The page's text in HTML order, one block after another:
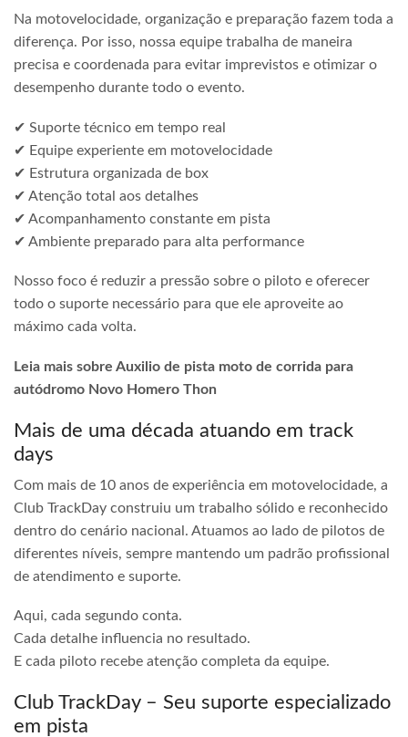
Na motovelocidade, organização e preparação fazem toda a
diferença. Por isso, nossa equipe trabalha de maneira
precisa e coordenada para evitar imprevistos e otimizar o
desempenho durante todo o evento.
✔ Suporte técnico em tempo real
✔ Equipe experiente em motovelocidade
✔ Estrutura organizada de box
✔ Atenção total aos detalhes
✔ Acompanhamento constante em pista
✔ Ambiente preparado para alta performance
Nosso foco é reduzir a pressão sobre o piloto e oferecer
todo o suporte necessário para que ele aproveite ao
máximo cada volta.
Leia mais sobre Auxilio de pista moto de corrida para
autódromo Novo Homero Thon
Mais de uma década atuando em track
days
Com mais de 10 anos de experiência em motovelocidade, a
Club TrackDay construiu um trabalho sólido e reconhecido
dentro do cenário nacional. Atuamos ao lado de pilotos de
diferentes níveis, sempre mantendo um padrão profissional
de atendimento e suporte.
Aqui, cada segundo conta.
Cada detalhe influencia no resultado.
E cada piloto recebe atenção completa da equipe.
Club TrackDay – Seu suporte especializado
em pista